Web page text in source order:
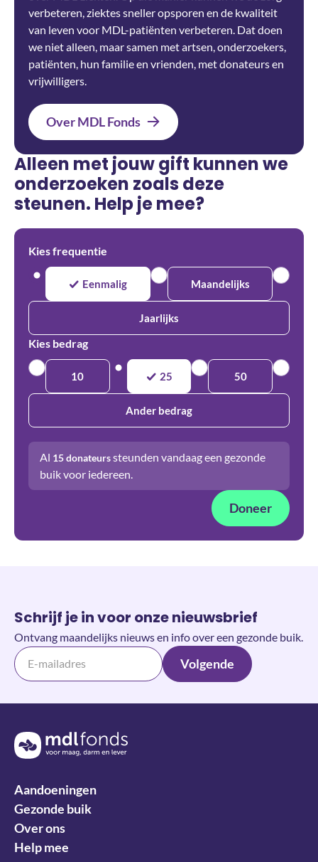
verbeteren, ziektes sneller opsporen en de kwaliteit
van leven voor MDL-patiënten verbeteren. Dat doen
we niet alleen, maar samen met artsen, onderzoekers,
patiënten, hun familie en vrienden, met donateurs en
vrijwilligers.
Over MDL Fonds
Alleen met jouw gift kunnen we
onderzoeken zoals deze
steunen. Help je mee?
Kies frequentie
Eenmalig Maandelijks
Jaarlijks
Kies bedrag
10 25 50
Ander bedrag
Al 15donateurssteunden vandaag een gezonde
buik voor iedereen.
Doneer
Schrijf je in voor onze nieuwsbrief
Ontvang maandelijks nieuws en info over een gezonde buik.
Volgende
Terug naar de homepage
Aandoeningen
Gezonde buik
Over ons
Help mee